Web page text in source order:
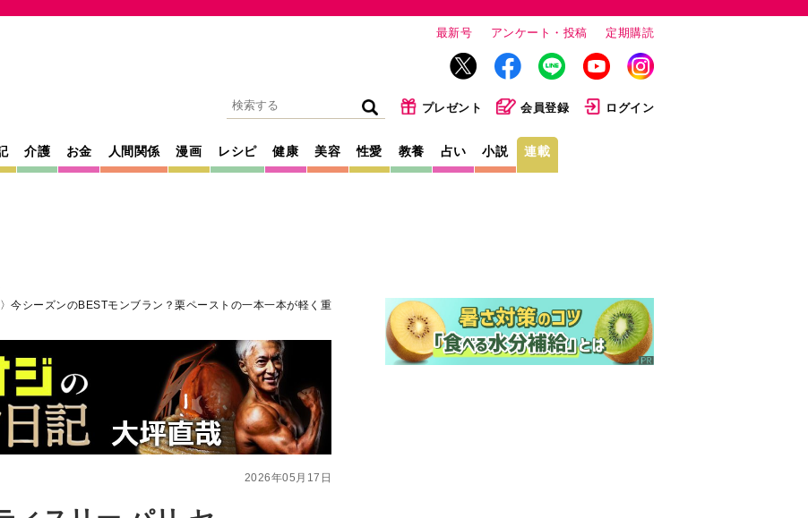
最新号 アンケート・投稿 定期購読
プレゼント 会員登録 ログイン
介護 お金 人間関係 漫画 レシピ 健康 美容 性愛 教養 占い 小説 連載
2026年05月17日
ィスリー パリ セ
のBESTモンブラ
一本が軽く重な